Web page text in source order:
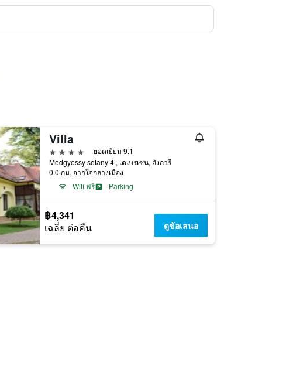
Villa
4 ดาว
ยอดเยี่ยม 9.1
Medgyessy setany 4., เดเบรเซน, ฮังการี
0.0 กม. จากใจกลางเมือง
Wifi ฟรี
Parking
฿4,341
เฉลี่ย ต่อคืน ดูข้อเสนอ